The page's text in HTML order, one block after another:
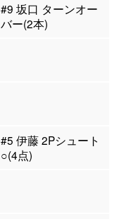
#9 坂口 ターンオー
バー(2本)
#5 伊藤 2Pシュート
○(4点)